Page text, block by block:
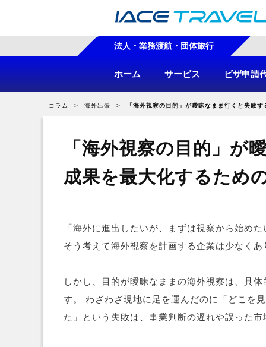
法人・業務渡航・団体旅行
ホーム サービス ビザ申請
コラム 海外出張 「海外視察の目的」が曖昧なまま行くと失敗
「海外視察の目的」が
成果を最大化するため
「海外に進出したいが、まずは視察から始めた
そう考えて海外視察を計画する企業は少なくあ
しかし、目的が曖昧なままの海外視察は、具
す。 わざわざ現地に足を運んだのに「どこを
た」という失敗は、事業判断の遅れや誤った